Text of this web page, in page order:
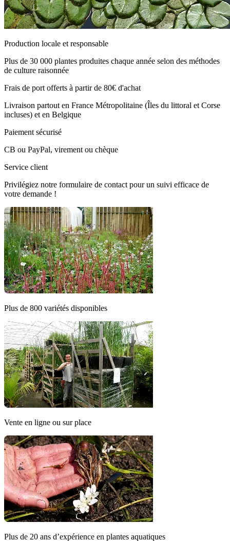
Production locale et responsable
Plus de 30 000 plantes produites chaque année selon des méthodes
de culture raisonnée
Frais de port offerts à partir de 80€ d'achat
Livraison partout en France Métropolitaine (Îles du littoral et Corse
incluses) et en Belgique
Paiement sécurisé
CB ou PayPal, virement ou chèque
Service client
Privilégiez notre formulaire de contact pour un suivi efficace de
votre demande !
Plus de 800 variétés disponibles
Vente en ligne ou sur place
Plus de 20 ans d’expérience en plantes aquatiques